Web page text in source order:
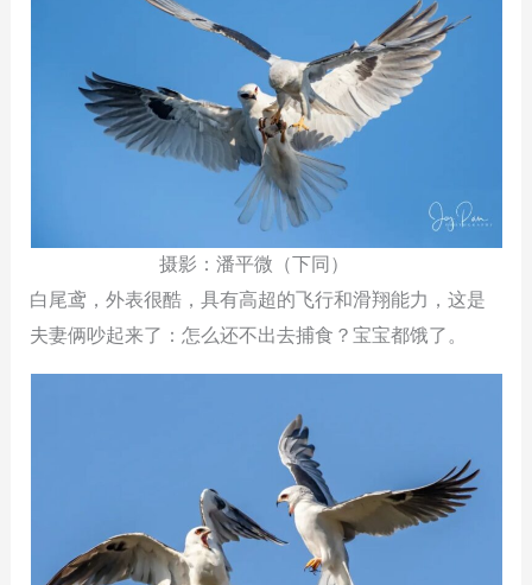
摄影：潘平微（下同）
白尾鸢，外表很酷，具有高超的飞行和滑翔能力，这是
夫妻俩吵起来了：怎么还不出去捕食？宝宝都饿了。